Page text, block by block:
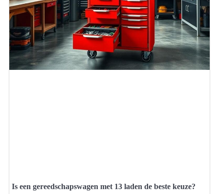
Is een gereedschapswagen met 13 laden de beste keuze?